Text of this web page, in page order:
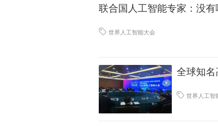
联合国人工智能专家：没
世界人工智能大会
全球知
世界人工智